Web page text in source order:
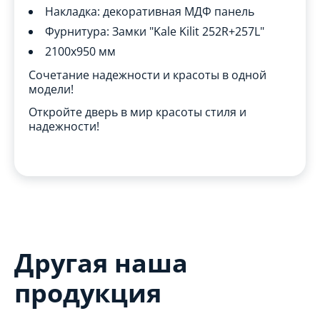
Накладка: декоративная МДФ панель
Фурнитура: Замки "Kale Kilit 252R+257L"
2100x950 мм
Сочетание надежности и красоты в одной
модели!
Откройте дверь в мир красоты стиля и
надежности!
Другая наша
продукция